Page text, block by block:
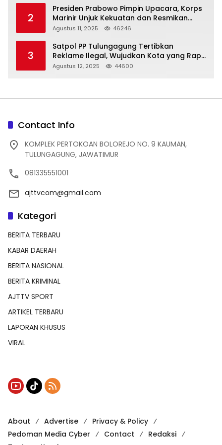
2
Presiden Prabowo Pimpin Upacara, Korps
Marinir Unjuk Kekuatan dan Resmikan
Struktur Baru
Agustus 11, 2025 46246
3
Satpol PP Tulungagung Tertibkan
Reklame Ilegal, Wujudkan Kota yang Rapi
dan Indah
Agustus 12, 2025 44600
Contact Info
KOMPLEK PERTOKOAN BOLOREJO NO. 9 KAUMAN,
TULUNGAGUNG, JAWATIMUR
081335551001
ajttvcom@gmail.com
Kategori
BERITA TERBARU
KABAR DAERAH
BERITA NASIONAL
BERITA KRIMINAL
AJTTV SPORT
ARTIKEL TERBARU
LAPORAN KHUSUS
VIRAL
About Advertise
Privacy & Policy
Pedoman Media Cyber
Contact
Redaksi